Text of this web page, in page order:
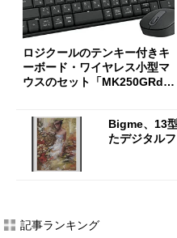
ロジクールのテンキー付きキ
ーボード・ワイヤレス小型マ
ウスのセット「MK250GRd」
Bigme、13
たデジタル
記事ランキング